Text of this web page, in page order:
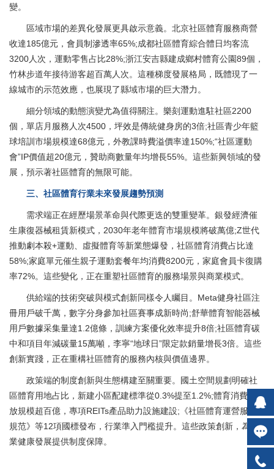
變。
區域市場的差異化發展更具啟示意義。北京社區體育服務商營
收達185億元，會員制滲透率65%;成都社區體育綜合體日均客流
3200人次，運動零售占比28%;浙江安吉縣建成鄉村體育公園89個，
竹林步道年接待游客超百萬人次。這種梯度發展格局，既體現了一
線城市的示范效應，也展現了縣域市場的巨大潛力。
細分領域的動態演變尤為值得關注。樂刻運動進駐社區2200
個，單店月服務人次4500，坪效是傳統健身房的3倍;社區青少年籃
球培訓市場規模達68億元，外教課時費溢價率達150%;“社區運動
會”IP價值超20億元，贊助商數量年均增長55%。這些新興領域的發
展，預示著社區體育的無限可能。
三、社區體育行業未來發展趨勢預測
需求端正在經歷場景革命與代際更迭的雙重變革。銀發經濟催
生康復器械租賃新模式，2030年老年體育市場規模將破萬億;Z世代
推動劇本殺+運動、虛擬體育等新業態爆發，社區體育消費占比達
58%;家庭單元催生親子運動套餐年均消費8200元，家庭會員卡復購
率72%。這些變化，正在重塑社區體育的服務場景與商業模式。
供給端的技術突破與模式創新同樣令人矚目。Meta健身社區注
冊用戶破千萬，數字分身參加社區賽事成新時尚;舒華體育智能器械
用戶數據采集量達1.2億條，訓練方案優化效率提升8倍;社區體育碳
中和項目年減碳量15萬噸，李寧“地球日”限定款銷量增長3倍。這些
創新實踐，正在重構社區體育的服務內核與價值邊界。
政策端的制度創新與生態構建至關重要。國土空間規劃明確社
區體育用地占比，新建小區配建標準從0.3%提至1.2%;體育消費券發
放規模超百億，專項REITs產品助力設施建設;《社區體育運營服務
規范》等12項國標發布，行業準入門檻提升。這些政策創新，為行
業健康發展提供制度保障。